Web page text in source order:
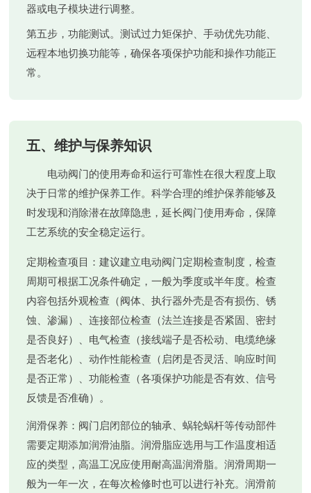
器或电子模块进行调整。
第五步，功能测试。测试过力矩保护、手动优先功能、
远程本地切换功能等，确保各项保护功能和操作功能正
常。
五、维护与保养知识
电动阀门的使用寿命和运行可靠性在很大程度上取
决于日常的维护保养工作。科学合理的维护保养能够及
时发现和消除潜在故障隐患，延长阀门使用寿命，保障
工艺系统的安全稳定运行。
定期检查项目 ：建议建立电动阀门定期检查制度，检查
周期可根据工况条件确定，一般为季度或半年度。检查
内容包括外观检查（阀体、执行器外壳是否有损伤、锈
蚀、渗漏）、连接部位检查（法兰连接是否紧固、密封
是否良好）、电气检查（接线端子是否松动、电缆绝缘
是否老化）、动作性能检查（启闭是否灵活、响应时间
是否正常）、功能检查（各项保护功能是否有效、信号
反馈是否准确）。
润滑保养 ：阀门启闭部位的轴承、蜗轮蜗杆等传动部件
需要定期添加润滑油脂。润滑脂应选用与工作温度相适
应的类型，高温工况应使用耐高温润滑脂。润滑周期一
般为一年一次，在每次检修时也可以进行补充。润滑前